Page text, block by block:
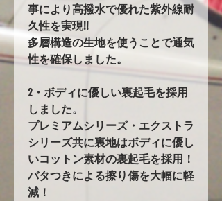
事により高撥水で優れた紫外線耐
久性を実現!!
多層構造の生地を使うことで通気
性を確保しました。
2・ボディに優しい裏起毛を採用
しました。
プレミアムシリーズ・エクストラ
シリーズ共に裏地はボディに優し
いコットン素材の裏起毛を採用！
バタつきによる擦り傷を大幅に軽
減！